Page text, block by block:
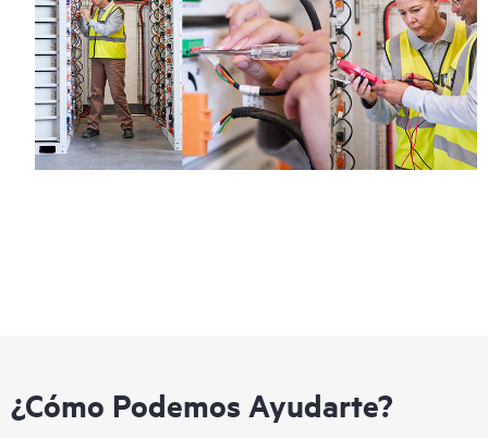
¿Cómo Podemos Ayudarte?